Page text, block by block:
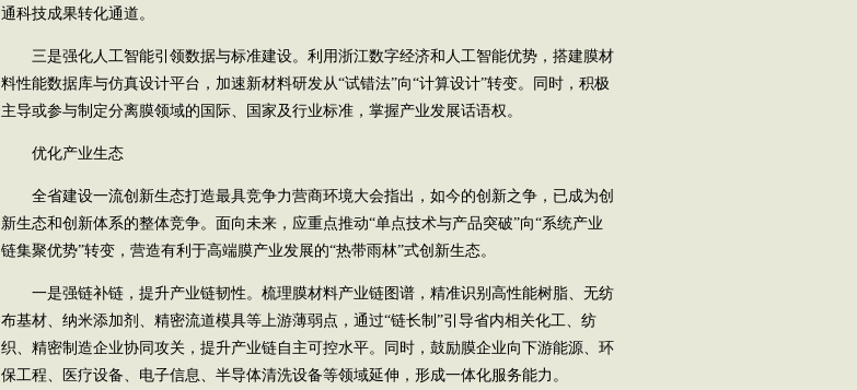
通科技成果转化通道。
三是强化人工智能引领数据与标准建设。利用浙江数字经济和人工智能优势，搭建膜材
料性能数据库与仿真设计平台，加速新材料研发从“试错法”向“计算设计”转变。同时，积极
主导或参与制定分离膜领域的国际、国家及行业标准，掌握产业发展话语权。
优化产业生态
全省建设一流创新生态打造最具竞争力营商环境大会指出，如今的创新之争，已成为创
新生态和创新体系的整体竞争。面向未来，应重点推动“单点技术与产品突破”向“系统产业
链集聚优势”转变，营造有利于高端膜产业发展的“热带雨林”式创新生态。
一是强链补链，提升产业链韧性。梳理膜材料产业链图谱，精准识别高性能树脂、无纺
布基材、纳米添加剂、精密流道模具等上游薄弱点，通过“链长制”引导省内相关化工、纺
织、精密制造企业协同攻关，提升产业链自主可控水平。同时，鼓励膜企业向下游能源、环
保工程、医疗设备、电子信息、半导体清洗设备等领域延伸，形成一体化服务能力。